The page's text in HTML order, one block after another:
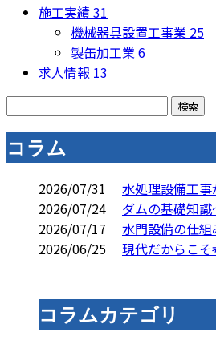
施工実績31
機械器具設置工事業 25
製缶加工業6
求人情報 13
コラム
2026/07/31
水処理設備工
2026/07/24
ダムの基礎知
2026/07/17
水門設備の仕
2026/06/25
現代だからこ
コラムカテゴリ